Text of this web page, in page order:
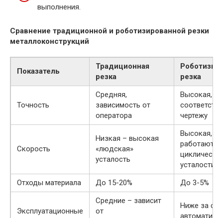
выполнения.
Сравнение традиционной и роботизированной резки
металлоконструкций
Показатель
Традиционная
резка
резка
Точность
Средняя,
зависимость от
оператора
Высокая,
чертежу
Скорость
Низкая – высокая
«людская»
усталость
Высокая,
работают
циклически
усталости
Отходы материала
До 15-20% До 3-5%
Эксплуатационные
Средние – зависит
от
Ниже за